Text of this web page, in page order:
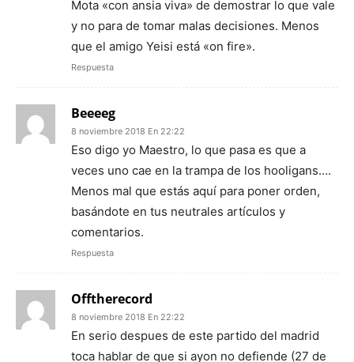
Mota «con ansia viva» de demostrar lo que vale
y no para de tomar malas decisiones. Menos
que el amigo Yeisi está «on fire».
Respuesta
Beeeeg
8 noviembre 2018 En 22:22
Eso digo yo Maestro, lo que pasa es que a
veces uno cae en la trampa de los hooligans….
Menos mal que estás aquí para poner orden,
basándote en tus neutrales artículos y
comentarios.
Respuesta
Offtherecord
8 noviembre 2018 En 22:22
En serio despues de este partido del madrid
toca hablar de que si ayon no defiende (27 de